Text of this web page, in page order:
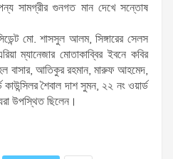
পন্য সামগ্রীর গুনগত মান দেখে সন্তোষ
মো. শাসসুল আলম, সিঙ্গারের সেলস
ম্যানেজার মোতাকাব্বির ইবনে কবির
বাসার, আতিকুর রহমান, মারুফ আহমেদ,
শৈবাল দাশ সুমন, ২২ নং ওয়ার্ড
উপস্থিত ছিলেন।